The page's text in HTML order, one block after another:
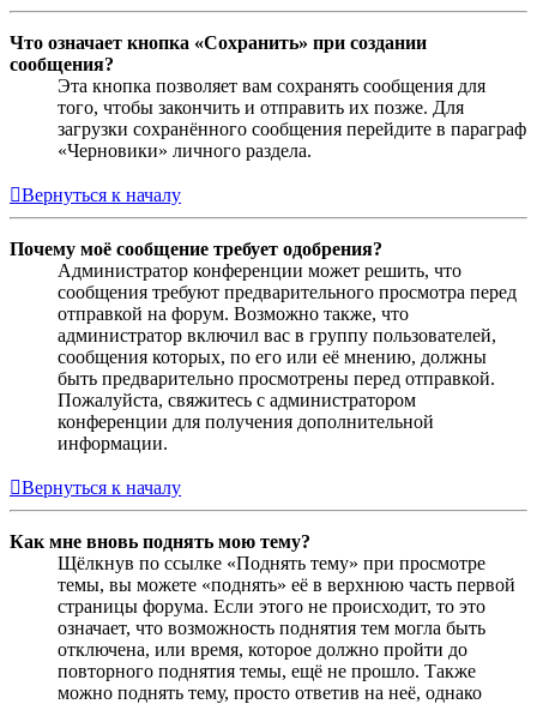
Что означает кнопка «Сохранить» при создании
сообщения?
Эта кнопка позволяет вам сохранять сообщения для
того, чтобы закончить и отправить их позже. Для
загрузки сохранённого сообщения перейдите в параграф
«Черновики» личного раздела.
Вернуться к началу
Почему моё сообщение требует одобрения?
Администратор конференции может решить, что
сообщения требуют предварительного просмотра перед
отправкой на форум. Возможно также, что
администратор включил вас в группу пользователей,
сообщения которых, по его или её мнению, должны
быть предварительно просмотрены перед отправкой.
Пожалуйста, свяжитесь с администратором
конференции для получения дополнительной
информации.
Вернуться к началу
Как мне вновь поднять мою тему?
Щёлкнув по ссылке «Поднять тему» при просмотре
темы, вы можете «поднять» её в верхнюю часть первой
страницы форума. Если этого не происходит, то это
означает, что возможность поднятия тем могла быть
отключена, или время, которое должно пройти до
повторного поднятия темы, ещё не прошло. Также
можно поднять тему, просто ответив на неё, однако